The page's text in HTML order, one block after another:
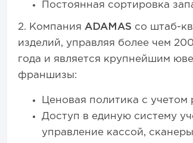
Постоянная сортировка
2. Компания ADAMAS со штаб-
изделий, управляя более чем
года и является крупнейшим
франшизы:
Ценовая политика с учетом
Доступ в единую систему
управление кассой,